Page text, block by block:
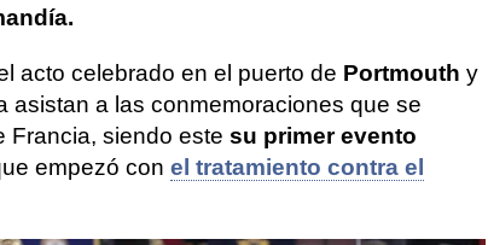
acto celebrado en el puerto de Portmouth y
asistan a las conmemoraciones que se
Francia, siendo este su primer evento
empezó con el tratamiento contra el